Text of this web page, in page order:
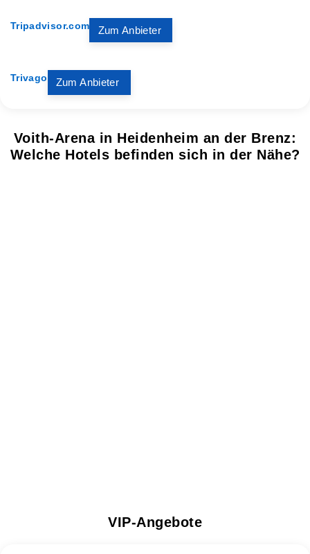
Tripadvisor.com Zum Anbieter
Trivago Zum Anbieter
Voith-Arena in Heidenheim an der Brenz:
Welche Hotels befinden sich in der Nähe?
VIP-Angebote